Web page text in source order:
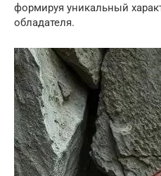
формируя уникальный
обладателя.